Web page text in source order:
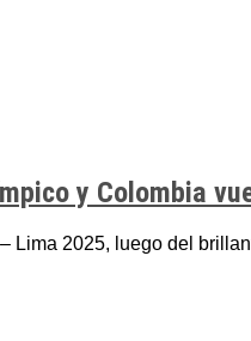
y Colombia
Lima 2025, luego del